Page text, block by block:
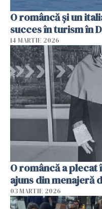
O româncă și un
succes în turism în
14 MARTIE 2026
O româncă a plecat
ajuns din menajeră
03 MARTIE 2026